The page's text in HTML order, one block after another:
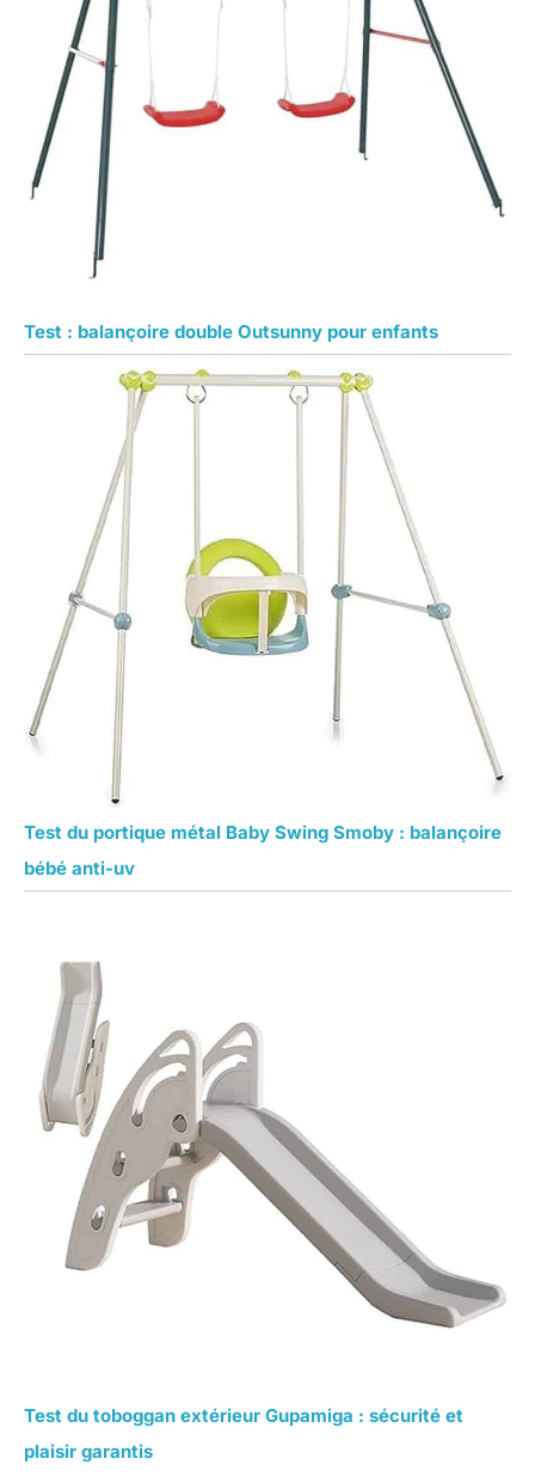
Test : balançoire double Outsunny pour enfants
Test du portique métal Baby Swing Smoby : balançoire
bébé anti-uv
Test du toboggan extérieur Gupamiga : sécurité et
plaisir garantis